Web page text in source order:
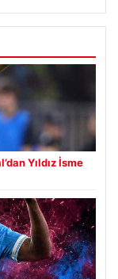
Yıldız İsme